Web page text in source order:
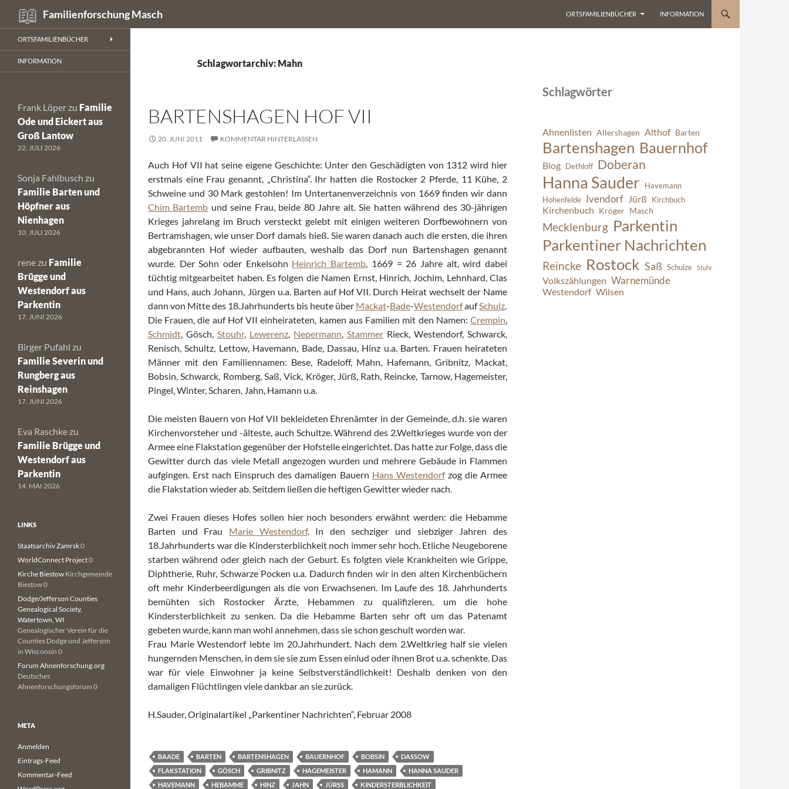
Inhalt
springen
Familienforschung Masch
Suchen
ORTSFAMILIENBÜCHER INFORMATION
Schlagwortarchiv: Mahn
BARTENSHAGEN HOF VII
20. JUNI 2011 KOMMENTAR HINTERLASSEN
Auch Hof VII hat seine eigene Geschichte: Unter den Geschädigten von 1312 wird hier
erstmals eine Frau genannt, „Christina“. Ihr hatten die Rostocker 2 Pferde, 11 Kühe, 2
Schweine und 30 Mark gestohlen! Im Untertanenverzeichnis von 1669 finden wir dann
Chim Bartemb und seine Frau, beide 80 Jahre alt. Sie hatten während des 30-jährigen
Krieges jahrelang im Bruch versteckt gelebt mit einigen weiteren Dorfbewohnern von
Bertramshagen, wie unser Dorf damals hieß. Sie waren danach auch die ersten, die ihren
abgebrannten Hof wieder aufbauten, weshalb das Dorf nun Bartenshagen genannt
wurde. Der Sohn oder Enkelsohn Heinrich Bartemb, 1669 = 26 Jahre alt, wird dabei
tüchtig mitgearbeitet haben. Es folgen die Namen Ernst, Hinrich, Jochim, Lehnhard, Clas
und Hans, auch Johann, Jürgen u.a. Barten auf Hof VII. Durch Heirat wechselt der Name
dann von Mitte des 18.Jahrhunderts bis heute über Mackat-Bade-WestendorfaufSchulz.
Die Frauen, die auf Hof VII einheirateten, kamen aus Familien mit den Namen: Crempin,
Schmidt, Gösch, Stouhr, Lewerenz, Nepermann, Stammer Rieck, Westendorf, Schwarck,
Renisch, Schultz, Lettow, Havemann, Bade, Dassau, Hinz u.a. Barten. Frauen heirateten
Männer mit den Familiennamen: Bese, Radeloff, Mahn, Hafemann, Gribnitz, Mackat,
Bobsin, Schwarck, Romberg, Saß, Vick, Kröger, Jürß, Rath, Reincke, Tarnow, Hagemeister,
Pingel, Winter, Scharen, Jahn, Hamann u.a.
Die meisten Bauern von Hof VII bekleideten Ehrenämter in der Gemeinde, d.h. sie waren
Kirchenvorsteher und -älteste, auch Schultze. Während des 2.Weltkrieges wurde von der
Armee eine Flakstation gegenüber der Hofstelle eingerichtet. Das hatte zur Folge, dass die
Gewitter durch das viele Metall angezogen wurden und mehrere Gebäude in Flammen
aufgingen. Erst nach Einspruch des damaligen Bauern Hans Westendorfzog die Armee
die Flakstation wieder ab. Seitdem ließen die heftigen Gewitter wieder nach.
Zwei Frauen dieses Hofes sollen hier noch besonders erwähnt werden: die Hebamme
Barten und Frau Marie Westendorf. In den sechziger und siebziger Jahren des
18.Jahrhunderts war die Kindersterblichkeit noch immer sehr hoch. Etliche Neugeborene
starben während oder gleich nach der Geburt. Es folgten viele Krankheiten wie Grippe,
Diphtherie, Ruhr, Schwarze Pocken u.a. Dadurch finden wir in den alten Kirchenbüchern
oft mehr Kinderbeerdigungen als die von Erwachsenen. Im Laufe des 18. Jahrhunderts
bemühten sich Rostocker Ärzte, Hebammen zu qualifizieren, um die hohe
Kindersterblichkeit zu senken. Da die Hebamme Barten sehr oft um das Patenamt
gebeten wurde, kann man wohl annehmen, dass sie schon geschult worden war.
Frau Marie Westendorf lebte im 20.Jahrhundert. Nach dem 2.Weltkrieg half sie vielen
hungernden Menschen, in dem sie sie zum Essen einlud oder ihnen Brot u.a. schenkte. Das
war für viele Einwohner ja keine Selbstverständlichkeit! Deshalb denken von den
damaligen Flüchtlingen viele dankbar an sie zurück.
H.Sauder, Originalartikel „Parkentiner Nachrichten“, Februar 2008
BAADE BARTEN BARTENSHAGEN BAUERNHOF BOBSIN
DASSOW
FLAKSTATION
GÖSCH GRIBNITZ HAGEMEISTER HAMANN
HANNA SAUDER
HAVEMANN
HEBAMME HINZ JAHN JÜRSS KINDERSTERBLICHKEIT
Schlagwörter
Ahnenlisten Allershagen Althof Barten
Bartenshagen Bauernhof
Blog Dethloff Doberan
Hanna Sauder
Havemann
Hohenfelde Ivendorf Jürß Kirchbuch
Kirchenbuch Kröger Masch
Mecklenburg Parkentin
Parkentiner Nachrichten
Reincke Rostock Saß Schulze Stuhr
Volkszählungen Warnemünde
Westendorf Wilsen
ORTSFAMILIENBÜCHER
INFORMATION
Frank Löper zu Familie
Ode und Eickert aus
Groß Lantow
22. JULI 2026
Sonja Fahlbusch zu
Familie Barten und
Höpfner aus
Nienhagen
10. JULI 2026
rene zu Familie
Brügge und
Westendorf aus
Parkentin
17. JUNI 2026
Birger Pufahl zu
Familie Severin und
Rungberg aus
Reinshagen
17. JUNI 2026
Eva Raschke zu
Familie Brügge und
Westendorf aus
Parkentin
14. MAI 2026
LINKS
Staatsarchiv Zamrsk0
WorldConnect Project0
Kirche Biestow Kirchgemeinde
Biestow 0
Dodge/Jefferson Counties
Genealogical Society,
Watertown, WI
Genealogischer Verein für die
Counties Dodge und Jefferson
in Wisconsin 0
Forum Ahnenforschung.org
Deutsches
Ahnenforschungsforum 0
META
Anmelden
Eintrags-Feed
Kommentar-Feed